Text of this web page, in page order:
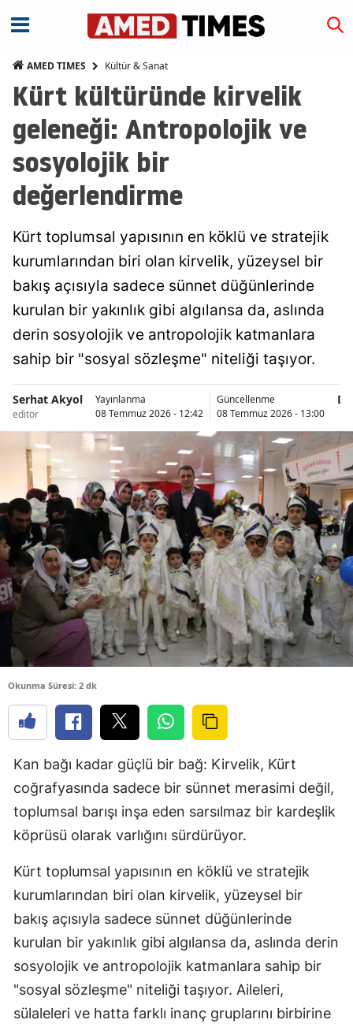
AMED TIMES Kültür & Sanat
Kürt kültüründe kirvelik
geleneği: Antropolojik ve
sosyolojik bir
değerlendirme
Kürt toplumsal yapısının en köklü ve stratejik
kurumlarından biri olan kirvelik, yüzeysel bir
bakış açısıyla sadece sünnet düğünlerinde
kurulan bir yakınlık gibi algılansa da, aslında
derin sosyolojik ve antropolojik katmanlara
sahip bir "sosyal sözleşme" niteliği taşıyor.
Serhat Akyol
editör
Yayınlanma
08 Temmuz 2026 - 12:42
Güncellenme
08 Temmuz 2026 - 13:00
Okunma Süresi: 2 dk
Kan bağı kadar güçlü bir bağ: Kirvelik, Kürt
coğrafyasında sadece bir sünnet merasimi değil,
toplumsal barışı inşa eden sarsılmaz bir kardeşlik
köprüsü olarak varlığını sürdürüyor.
Kürt toplumsal yapısının en köklü ve stratejik
kurumlarından biri olan kirvelik, yüzeysel bir
bakış açısıyla sadece sünnet düğünlerinde
kurulan bir yakınlık gibi algılansa da, aslında derin
sosyolojik ve antropolojik katmanlara sahip bir
"sosyal sözleşme" niteliği taşıyor. Aileleri,
sülaleleri ve hatta farklı inanç gruplarını birbirine